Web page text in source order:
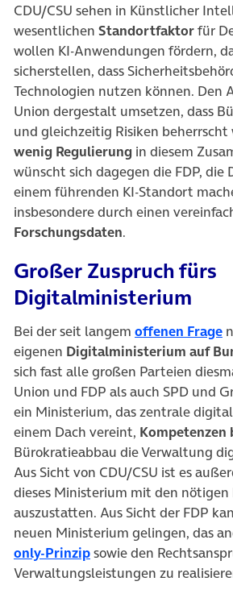
CDU/CSU sehen in Künstlicher
wesentlichen Standortfaktorfür
wollen KI-Anwendungen fördern,
sicherstellen, dass
Technologien nutzen können. Den
Union dergestalt umsetzen, dass
und gleichzeitig Risiken
wenig Regulierung in diesem
wünscht sich dagegen die FDP, die
einem führenden KI-Standort
insbesondere durch einen
Forschungsdaten.
Großer Zuspruch fürs
Digitalministerium
Bei der seit langem offenen Frage
eigenen Digitalministerium auf
sich fast alle großen Parteien
Union und FDP als auch SPD und
ein Ministerium, das zentrale
einem Dach vereint, Kompetenzen
Bürokratieabbau die Verwaltung
Aus Sicht von CDU/CSU ist es
dieses Ministerium mit den nötigen
auszustatten. Aus Sicht der FDP
neuen Ministerium gelingen, das
only-Prinzip(öffnet in neuem Tab)
sowie den
Verwaltungsleistungen zu